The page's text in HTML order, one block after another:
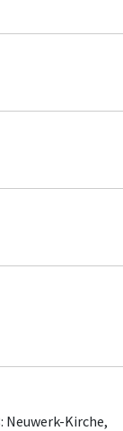
Neuwerk-Kirche,